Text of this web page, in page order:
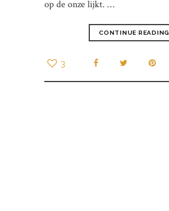
op de onze lijkt. …
CONTINUE READING
3